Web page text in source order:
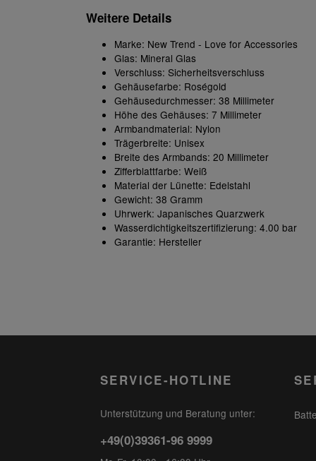
Weitere Details
Marke: New Trend - Love for Accessories
Glas: Mineral Glas
Verschluss: Sicherheitsverschluss
Gehäusefarbe: Roségold
Gehäusedurchmesser: 38 Millimeter
Höhe des Gehäuses: 7 Millimeter
Armbandmaterial: Nylon
Trägerbreite: Unisex
Breite des Armbands: 20 Millimeter
Zifferblattfarbe: Weiß
Material der Lünette: Edelstahl
Gewicht: 38 Gramm
Uhrwerk: Japanisches Quarzwerk
Wasserdichtigkeitszertifizierung: 4.00 bar
Garantie: Hersteller
SERVICE-HOTLINE
Unterstützung und Beratung unter:
+49(0)39361-96 9999